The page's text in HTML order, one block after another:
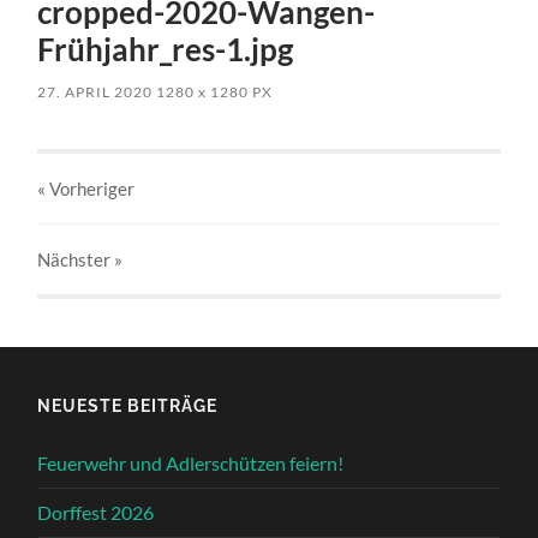
cropped-2020-Wangen-
Frühjahr_res-1.jpg
27. APRIL 2020 1280x 1280 PX
« Vorheriger
Nächster »
NEUESTE BEITRÄGE
Feuerwehr und Adlerschützen feiern!
Dorffest 2026